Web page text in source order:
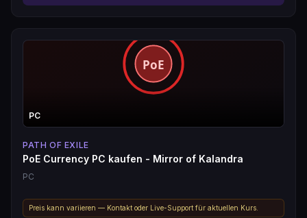
PC
PATH OF EXILE
PoE Currency PC kaufen - Mirror of Kalandra
PC
Preis kann variieren — Kontakt oder Live-Support für aktuellen Kurs.